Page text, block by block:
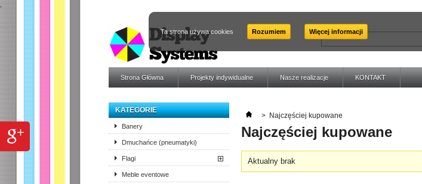
Strona Główna Projekty indywidualne Nasze realizacje KONTAKT
Ta strona używa cookies Rozumiem Więcej informacji
KATEGORIE
Banery
Dmuchańce (pneumatyki)
Flagi
Meble eventowe
> Najczęściej kupowane
Najczęściej kupowane
Aktualny brak